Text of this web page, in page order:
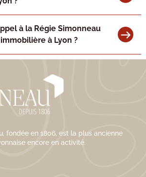
à la Régie Simonneau
à Lyon ?
fondée en 1806, est la plus ancienne
encore en activité.